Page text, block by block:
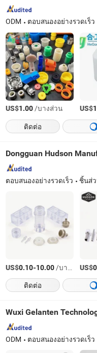
ODM ตอบสนองอย่างรวดเร็ว
US$1.00/บางส่วน US$
ติดต่อ
Dongguan Hudson
ตอบสนองอย่างรวดเร็ว ชิ้นส่วน CNC, ชิ้นส่วนการ
US$0.10-10.00/บางส่วน US$
ติดต่อ
Wuxi Gelanten
ODM ตอบสนองอย่างรวดเร็ว